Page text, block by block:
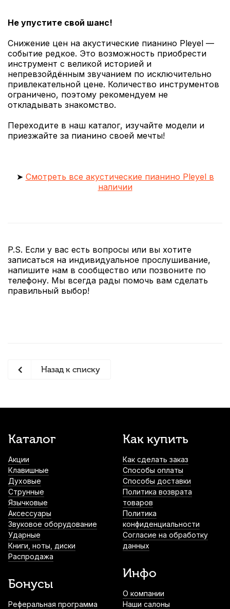
Не упустите свой шанс!
Снижение цен на акустические пианино Pleyel —
событие редкое. Это возможность приобрести
инструмент с великой историей и
непревзойдённым звучанием по исключительно
привлекательной цене. Количество инструментов
ограничено, поэтому рекомендуем не
откладывать знакомство.
Переходите в наш каталог, изучайте модели и
приезжайте за пианино своей мечты!
➤ Смотреть все акустические пианино Pleyel в
наличии
P.S. Если у вас есть вопросы или вы хотите
записаться на индивидуальное прослушивание,
напишите нам в сообщество или позвоните по
телефону. Мы всегда рады помочь вам сделать
правильный выбор!
Назад к списку
Каталог
Акции
Клавишные
Духовые
Струнные
Язычковые
Аксессуары
Звуковое оборудование
Ударные
Книги, ноты, диски
Распродажа
Бонусы
Реферальная программа
Как купить
Как сделать заказ
Способы оплаты
Способы доставки
Политика возврата
товаров
Политика
конфиденциальности
Согласие на обработку
данных
Инфо
О компании
Наши салоны